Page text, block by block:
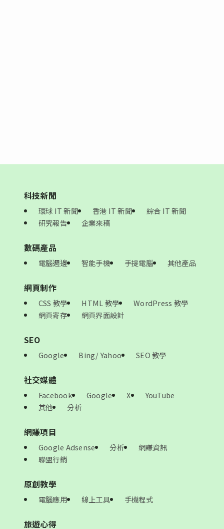
科技新聞
環球 IT 新聞 香港 IT 新聞
綜合 IT 新聞
研究報告
企業來稿
數碼產品
電腦週邊 智能手機 手提電腦 其他產品
網頁制作
CSS 教學 HTML 教學
WordPress 教學
網頁寄存
網頁界面設計
SEO
Google Bing/ Yahoo SEO 教學
社交媒體
Facebook Google X
YouTube
其他
分析
網賺項目
Google Adsense 分析
網賺資訊
聯盟行銷
原創教學
電腦應用 線上工具 手機程式
旅遊心得